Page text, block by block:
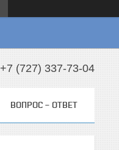
+7 (727) 337-73-04
ВОПРОС - ОТВЕТ